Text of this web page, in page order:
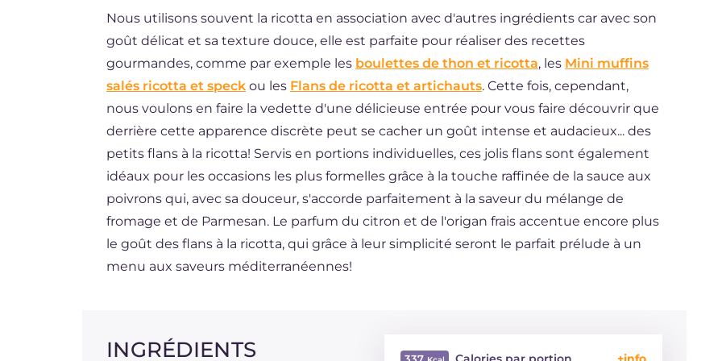
BR
DE
NL
Nous utilisons souvent la ricotta en association avec d'autres ingrédients car avec son
goût délicat et sa texture douce, elle est parfaite pour réaliser des recettes
gourmandes, comme par exemple les boulettes de thon et ricotta, les Mini muffins
salés ricotta et speck ou les Flans de ricotta et artichauts. Cette fois, cependant,
nous voulons en faire la vedette d'une délicieuse entrée pour vous faire découvrir que
derrière cette apparence discrète peut se cacher un goût intense et audacieux... des
petits flans à la ricotta! Servis en portions individuelles, ces jolis flans sont également
idéaux pour les occasions les plus formelles grâce à la touche raffinée de la sauce aux
poivrons qui, avec sa douceur, s'accorde parfaitement à la saveur du mélange de
fromage et de Parmesan. Le parfum du citron et de l'origan frais accentue encore plus
le goût des flans à la ricotta, qui grâce à leur simplicité seront le parfait prélude à un
menu aux saveurs méditerranéennes!
INGRÉDIENTS